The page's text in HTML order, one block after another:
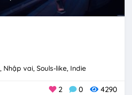
Nhập vai Souls-like Indie
2 0 4290